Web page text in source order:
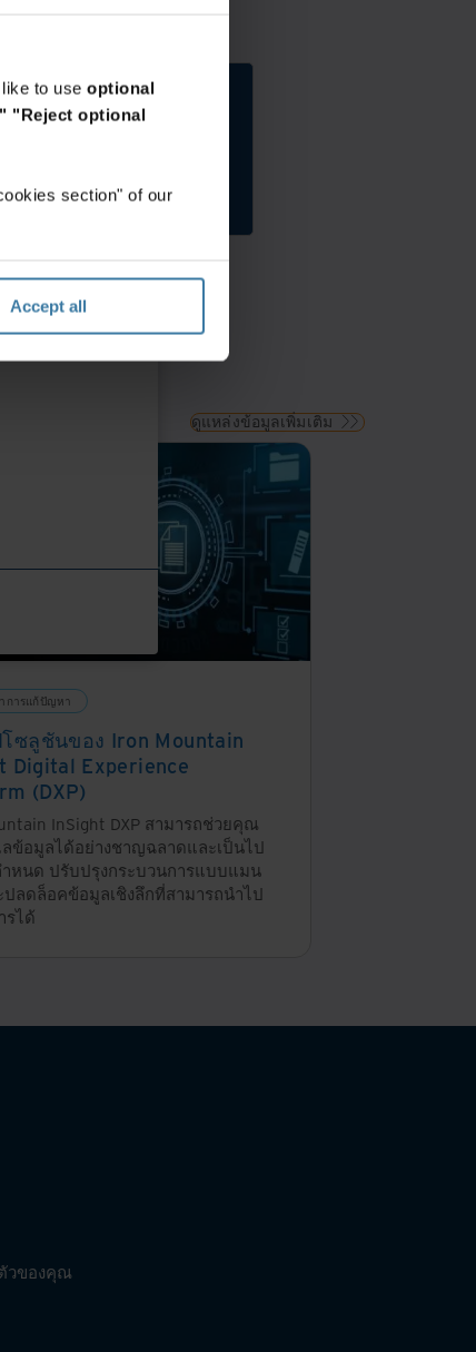
to use optional
"Reject optional
section" of our
Accept all
ง
ง
ข้อมูล
คือ
เพิ่ม
กับ
ระบบ
รักษา
ของ
the power of
ดูแหล่งข้อมูลเพิ่มเติม
การแก้ปัญหา
ซลูชันของ Iron Mountain
Digital Experience
(DXP)
InSight DXP สามารถช่วยคุณ
ข้อมูลได้อย่างชาญฉลาดและเป็นไป
หนด ปรับปรุงกระบวนการแบบแมน
ปลดล็อคข้อมูลเชิงลึกที่สามารถนำไป
รได้
วของคุณ